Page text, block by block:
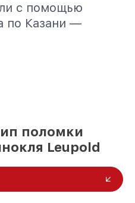
с помощью
по Казани —
поломки
Leupold